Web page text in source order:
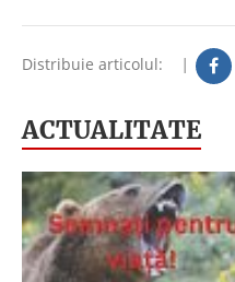
Distribuie articolul: |
ACTUALITATE